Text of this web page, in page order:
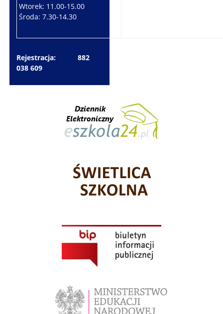
Wtorek: 11.00-15.00
Środa: 7.30-14.30
Rejestracja: 882
038 609